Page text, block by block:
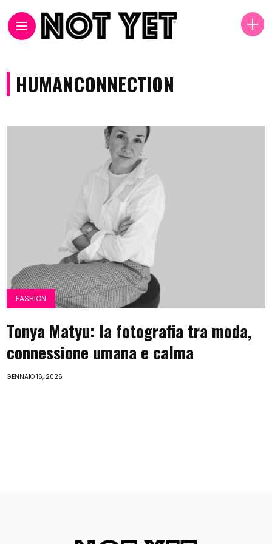
HUMANCONNECTION
FASHION
Tonya Matyu: la fotografia tra moda,
connessione umana e calma
GENNAIO 16, 2026